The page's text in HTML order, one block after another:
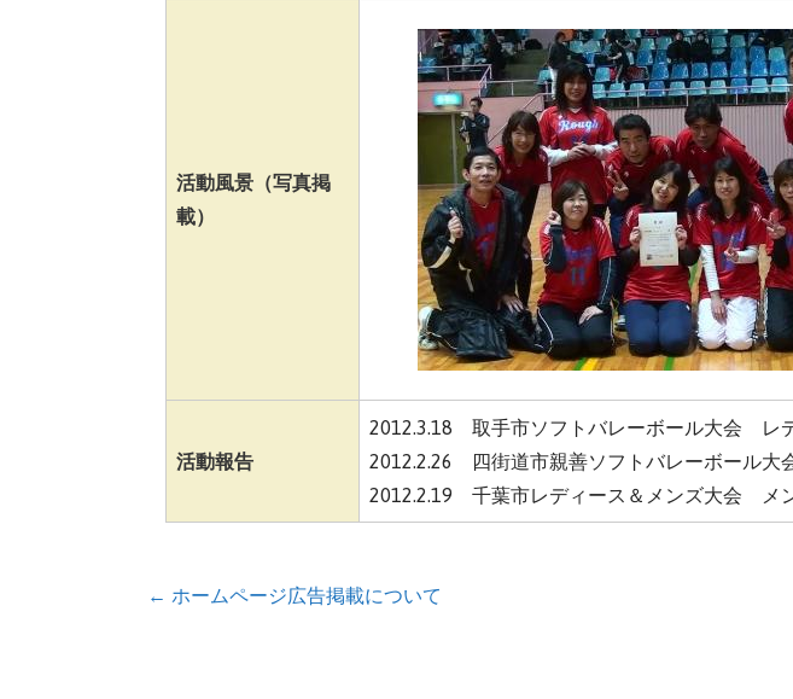
活動風景（写真掲
載）
活動報告
2012.3.18 取手市ソフトバレーボール大会 レ
2012.2.26 四街道市親善ソフトバレーボール
2012.2.19 千葉市レディース＆メンズ大会 メ
投
← ホームページ広告掲載について